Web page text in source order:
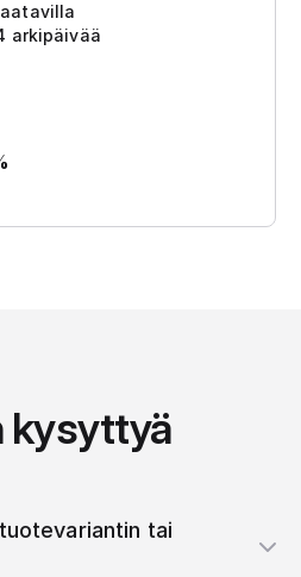
arkipäivää
kysyttyä
tai